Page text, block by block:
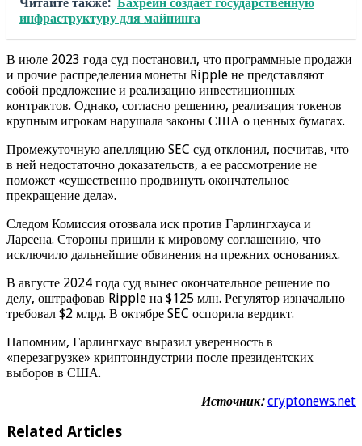
инфраструктуру для майнинга
В июле 2023 года суд постановил, что программные продажи
и прочие распределения монеты Ripple не представляют
собой предложение и реализацию инвестиционных
контрактов. Однако, согласно решению, реализация токенов
крупным игрокам нарушала законы США о ценных бумагах.
Промежуточную апелляцию SEC суд отклонил, посчитав, что
в ней недостаточно доказательств, а ее рассмотрение не
поможет «существенно продвинуть окончательное
прекращение дела».
Следом Комиссия отозвала иск против Гарлингхауса и
Ларсена. Стороны пришли к мировому соглашению, что
исключило дальнейшие обвинения на прежних основаниях.
В августе 2024 года суд вынес окончательное решение по
делу, оштрафовав Ripple на $125 млн. Регулятор изначально
требовал $2 млрд. В октябре SEC оспорила вердикт.
Напомним, Гарлингхаус выразил уверенность в
«перезагрузке» криптоиндустрии после президентских
выборов в США.
Источник: cryptonews.net
Related Articles